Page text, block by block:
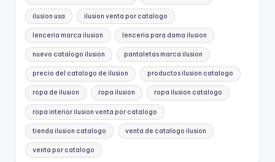
ilusion usa ilusion venta por catalogo
lenceria marca ilusion lenceria para dama ilusion
nuevo catalogo ilusion pantaletas marca ilusion
precio del catalogo de ilusion productos ilusion catalogo
ropa de ilusion ropa ilusion ropa ilusion catalogo
ropa interior ilusion venta por catalogo
tienda ilusion catalogo venta de catalogo ilusion
venta por catalogo